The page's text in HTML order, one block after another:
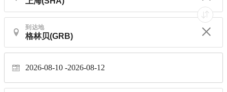
到达地
2026-08-10 2026-08-12